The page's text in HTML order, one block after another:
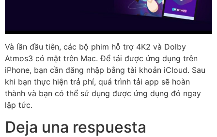
Và lần đầu tiên, các bộ phim hỗ trợ 4K2 và Dolby
Atmos3 có mặt trên Mac. Để tải được ứng dụng trên
iPhone, bạn cần đăng nhập bằng tài khoản iCloud. Sau
khi bạn thực hiện trả phí, quá trình tải app sẽ hoàn
thành và bạn có thể sử dụng được ứng dụng đó ngay
lập tức.
Deja una respuesta